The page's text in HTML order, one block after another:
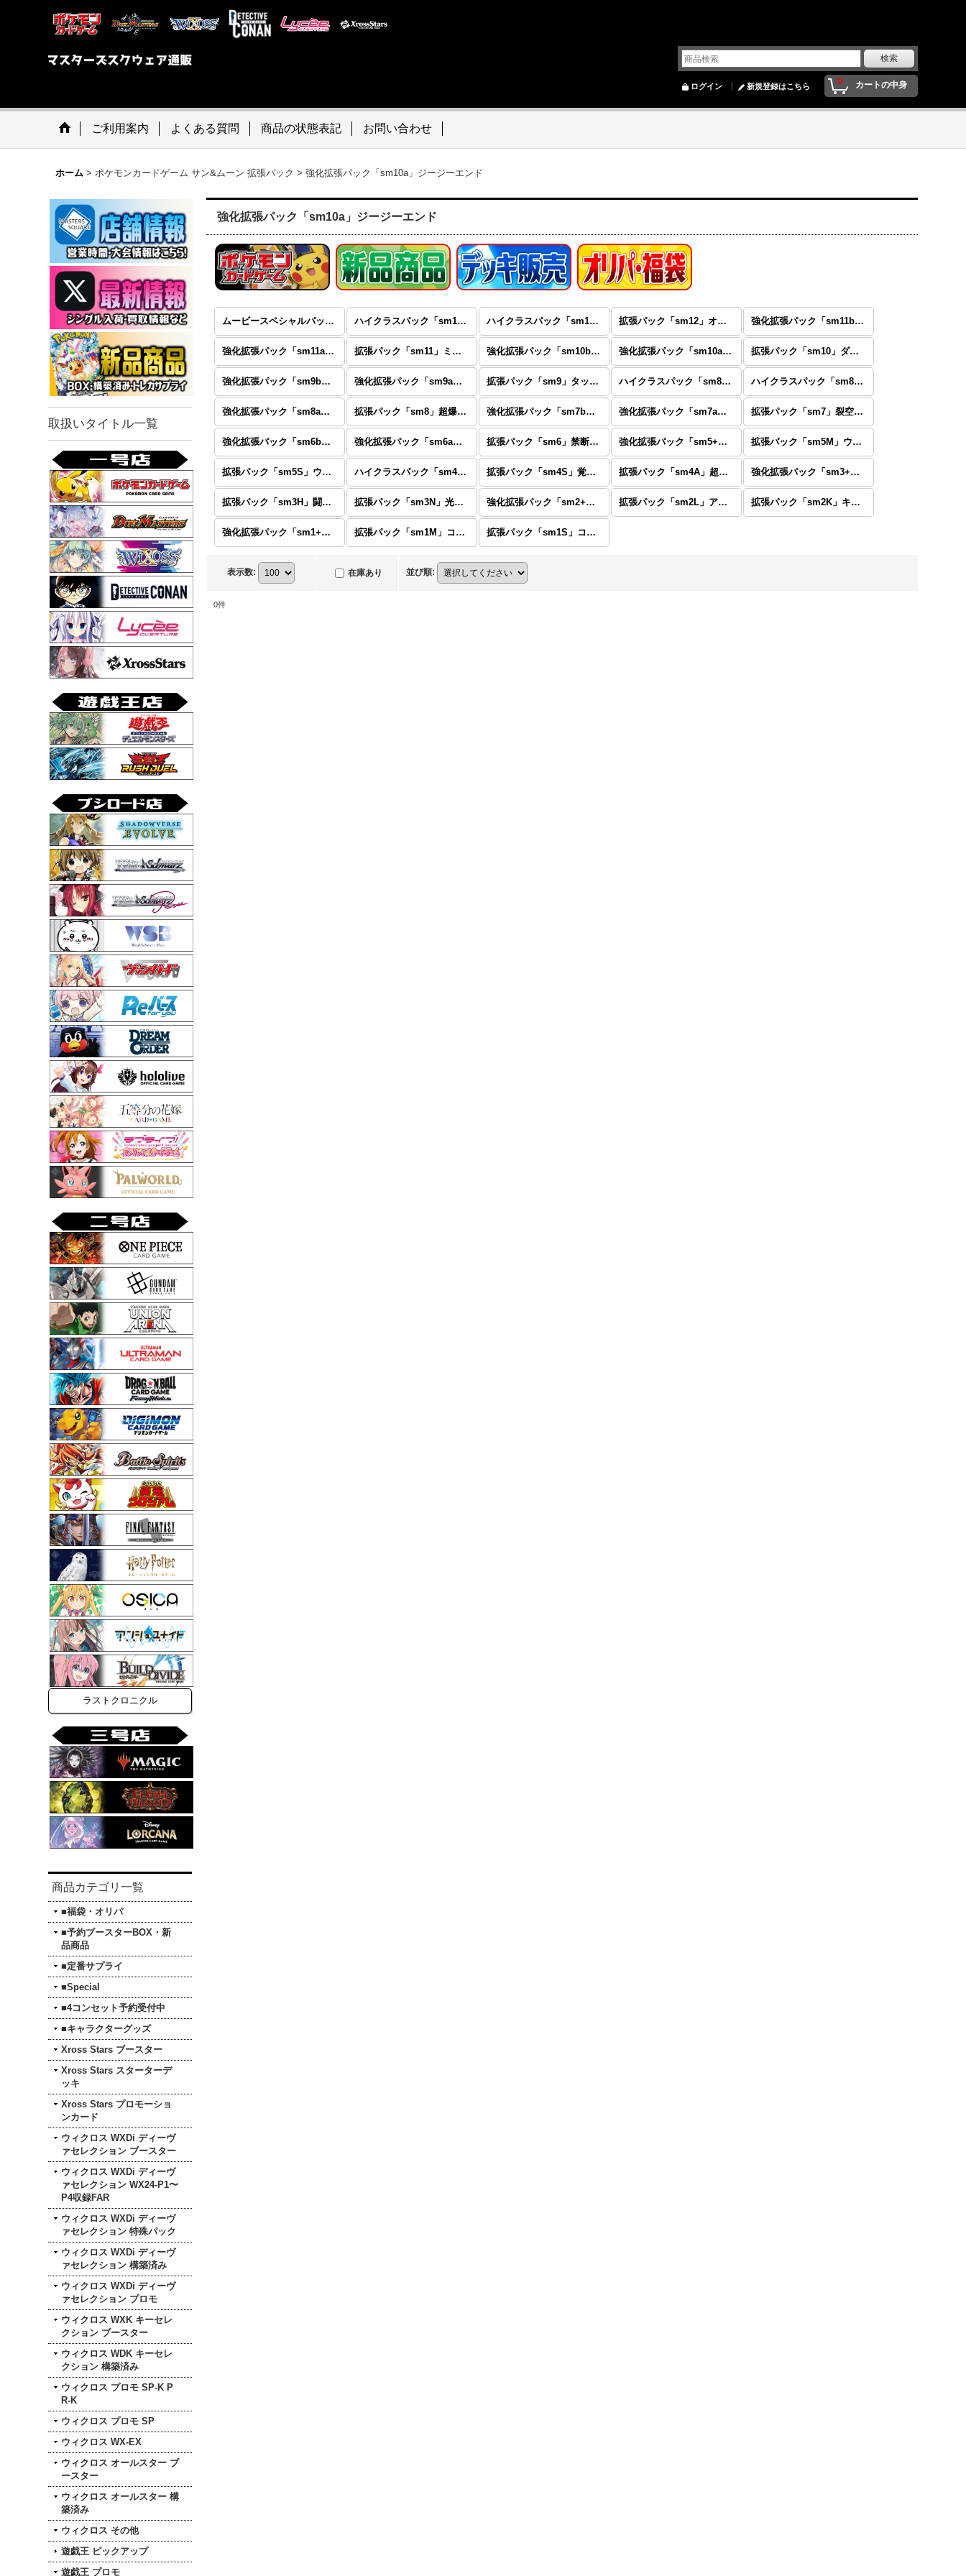
0 カートの中身
ログイン 新規登録はこちら
ご利用案内 よくある質問 商品の状態表記 お問い合わせ
ホーム > ポケモンカードゲーム サン&ムーン 拡張パック > 強化拡張パック「sm10a」ジージーエンド
取扱いタイトル一覧
ラストクロニクル
商品カテゴリ一覧
■福袋・オリパ
■予約ブースターBOX・新
品商品
■定番サプライ
■Special
■4コンセット予約受付中
■キャラクターグッズ
Xross Stars ブースター
Xross Stars スターターデ
ッキ
Xross Stars プロモーショ
ンカード
ウィクロス WXDi ディーヴ
ァセレクション ブースター
ウィクロス WXDi ディーヴ
ァセレクション WX24-P1〜
P4収録FAR
ウィクロス WXDi ディーヴ
ァセレクション 特殊パック
ウィクロス WXDi ディーヴ
ァセレクション 構築済み
ウィクロス WXDi ディーヴ
ァセレクション プロモ
ウィクロス WXK キーセレ
クション ブースター
ウィクロス WDK キーセレ
クション 構築済み
ウィクロス プロモ SP-K P
R-K
ウィクロス プロモ SP
ウィクロス WX-EX
ウィクロス オールスター ブ
ースター
ウィクロス オールスター 構
築済み
ウィクロス その他
遊戯王 ピックアップ
遊戯王 プロモ
強化拡張パック「sm10a」ジージーエンド
ムービースペシャルパック「smP2」名探偵ピカチュウ ハイクラスパック「sm12a」タッグオールスターズ PR・RR・R・ノーマル ハイクラスパック「sm12a」タッグオールスターズ SR・HR・UR・ミラー仕様 拡張パック「sm12」オルタージェネシス 強化拡張パック「sm11b」ドリームリーグ
強化拡張パック「sm11a」リミックスバウト 拡張パック「sm11」ミラクルツイン 強化拡張パック「sm10b」スカイレジェンド 強化拡張パック「sm10a」ジージーエンド 拡張パック「sm10」ダブルブレイズ
強化拡張パック「sm9b」フルメタルウォール 強化拡張パック「sm9a」ナイトユニゾン 拡張パック「sm9」タッグボルト ハイクラスパック「sm8b」GXウルトラシャイニー PR・RR・R・ノーマル ハイクラスパック「sm8b」GXウルトラシャイニー SR・SSR・UR・S・ミラー仕様
強化拡張パック「sm8a」ダークオーダー 拡張パック「sm8」超爆インパクト 強化拡張パック「sm7b」フェアリーライズ 強化拡張パック「sm7a」迅雷スパーク 拡張パック「sm7」裂空のカリスマ
強化拡張パック「sm6b」チャンピオンロード 強化拡張パック「sm6a」ドラゴンストーム 拡張パック「sm6」禁断の光 強化拡張パック「sm5+」ウルトラフォース 拡張パック「sm5M」ウルトラムーン
拡張パック「sm5S」ウルトラサン ハイクラスパック「sm4+」GXバトルブースト 拡張パック「sm4S」覚醒の勇者 拡張パック「sm4A」超次元の暴獣 強化拡張パック「sm3+」ひかる伝説
拡張パック「sm3H」闘う虹を見たか 拡張パック「sm3N」光を喰らう闇 強化拡張パック「sm2+」新たなる試練の向こう 拡張パック「sm2L」アローラの月光 拡張パック「sm2K」キミを待つ島々
強化拡張パック「sm1+」サン&ムーン 拡張パック「sm1M」コレクション ムーン 拡張パック「sm1S」コレクション サン
表示数: 在庫あり 並び順:
0件